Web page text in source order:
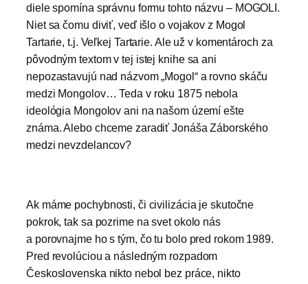
diele spomína správnu formu tohto názvu – MOGOLI.
Niet sa čomu diviť, veď išlo o vojakov z Mogol
Tartarie, t.j. Veľkej Tartarie. Ale už v komentároch za
pôvodným textom v tej istej knihe sa ani
nepozastavujú nad názvom „Mogol“ a rovno skáču
medzi Mongolov… Teda v roku 1875 nebola
ideológia Mongolov ani na našom území ešte
známa. Alebo chceme zaradiť Jonáša Záborského
medzi nevzdelancov?
Ak máme pochybnosti, či civilizácia je skutočne
pokrok, tak sa pozrime na svet okolo nás
a porovnajme ho s tým, čo tu bolo pred rokom 1989.
Pred revolúciou a následným rozpadom
Československa nikto nebol bez práce, nikto